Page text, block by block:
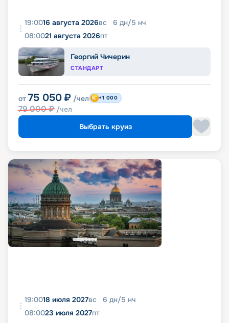
19:0016 августа 2026вс 6 дн/5 нч
08:0021 августа 2026пт
Георгий Чичерин
СТАНДАРТ
от 75 050 ₽ /чел
79 000₽ /чел
+1 000
Выбрать круиз
19:0018 июля 2027вс 6 дн/5 нч
08:0023 июля 2027пт